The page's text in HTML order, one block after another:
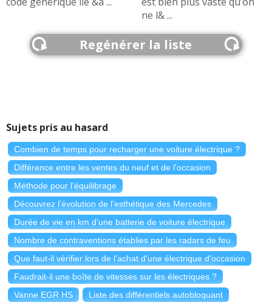
ne l& ...
Regénérer la liste
Sujets pris au hasard
Combien de temps pour recharger une voiture électrique ?
Différence entre les ventes du neuf et de l'occasion
Méthode pour l'équilibrage
Découvrez l'évolution de l'esthétique des Mercedes
Durée de vie en km d'une batterie de voiture électrique
Nombre de contraventions établies par les radars de feu
Que faut-il vérifier lors de l'achat d'une électrique d'occasion
Faudrait-il une boîte de vitesses sur les électriques ?
Vanne EGR HS
Liste des différentiels autobloquant